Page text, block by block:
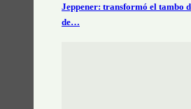
Jeppener: transformó el tambo
de…